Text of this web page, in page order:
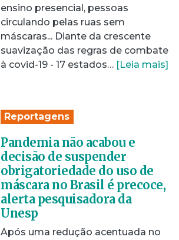
ensino presencial, pessoas
circulando pelas ruas sem
máscaras... Diante da crescente
suavização das regras de combate
à covid-19 - 17 estados… [Leia mais]
Reportagens
Pandemia não acabou e
decisão de suspender
obrigatoriedade do uso de
máscara no Brasil é precoce,
alerta pesquisadora da
Unesp
Após uma redução acentuada no